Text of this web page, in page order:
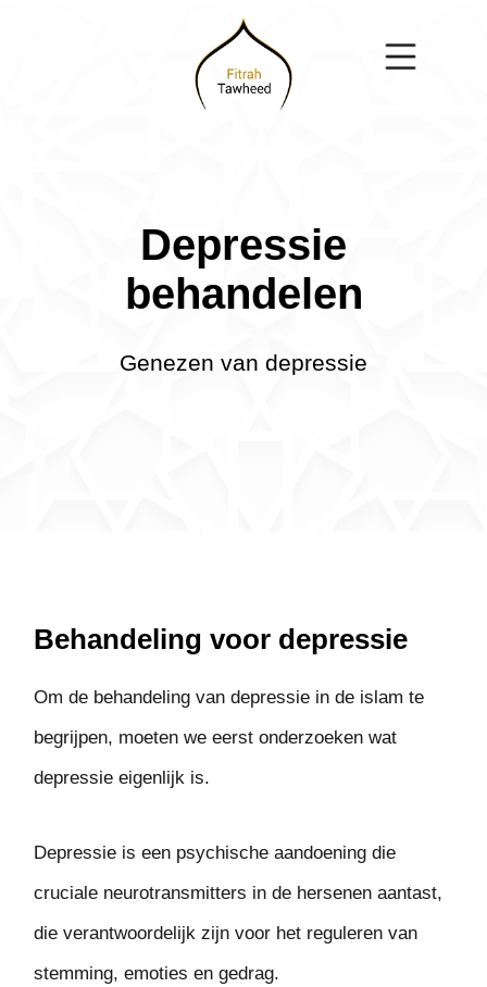
Depressie
behandelen
Genezen van depressie
Behandeling voor depressie
Om de behandeling van depressie in de islam te
begrijpen, moeten we eerst onderzoeken wat
depressie eigenlijk is.
Depressie is een psychische aandoening die
cruciale neurotransmitters in de hersenen aantast,
die verantwoordelijk zijn voor het reguleren van
stemming, emoties en gedrag.